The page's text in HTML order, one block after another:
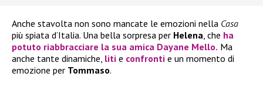
Anche stavolta non sono mancate le emozioni nella Casa
più spiata d’Italia. Una bella sorpresa per Helena, che ha
potuto riabbracciare la sua amica Dayane Mello. Ma
anche tante dinamiche, liti e confronti e un momento di
emozione per Tommaso.